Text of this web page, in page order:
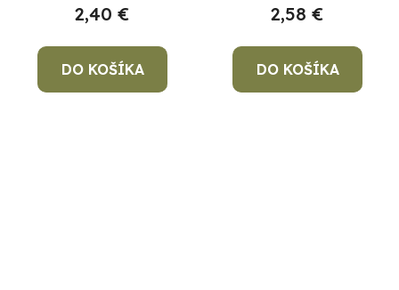
2,40 €
DO KOŠÍKA
2,58 €
DO KOŠÍKA